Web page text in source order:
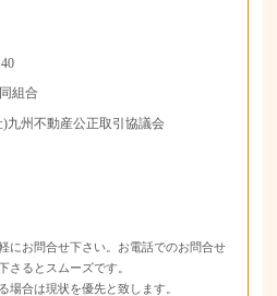
組合
)九州不動産公正取引協議会
にお問合せ下さい。お電話でのお問合せ
さるとスムーズです。
場合は現状を優先と致します。